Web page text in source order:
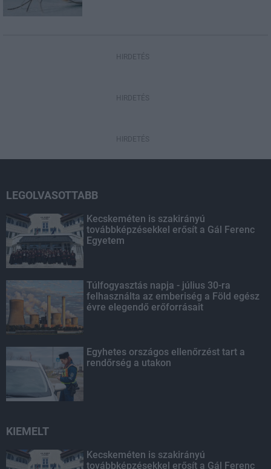
HIRDETÉS
HIRDETÉS
HIRDETÉS
LEGOLVASOTTABB
Kecskeméten is szakirányú
továbbképzésekkel erősít a Gál Ferenc
Egyetem
Túlfogyasztás napja - július 30-ra
felhasználta az emberiség a Föld egész
évre elegendő erőforrásait
Egyhetes országos ellenőrzést tart a
rendőrség a utakon
KIEMELT
Kecskeméten is szakirányú
továbbképzésekkel erősít a Gál Ferenc